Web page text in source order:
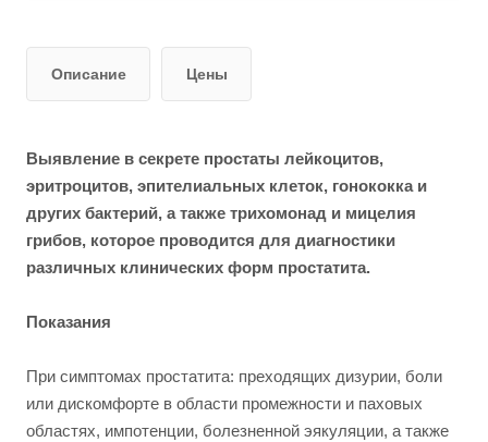
Описание Цены
Выявление в секрете простаты лейкоцитов,
эритроцитов, эпителиальных клеток, гонококка и
других бактерий, а также трихомонад и мицелия
грибов, которое проводится для диагностики
различных клинических форм простатита.
Показания
При симптомах простатита: преходящих дизурии, боли
или дискомфорте в области промежности и паховых
областях, импотенции, болезненной эякуляции, а также